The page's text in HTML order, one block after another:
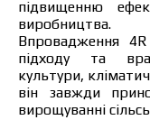
підвищенню
виробництва.
Впровадження
підходу та
культури,
він завжди
вирощуванні